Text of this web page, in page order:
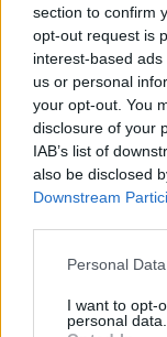
section to confirm
opt-out request is
interest-based
us or personal
your opt-out. You
disclosure of your
IAB’s list of
also be disclosed
Downstream
Personal
I want to opt-
personal data.
Irano raketų
centrą
pabaigoje.
tačiau jos
valdymo
sutrikimai
d. išpuolio, o
Karo